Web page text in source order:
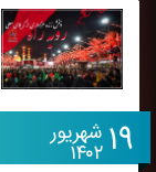
۱۹ شهریور
۱۴۰۲